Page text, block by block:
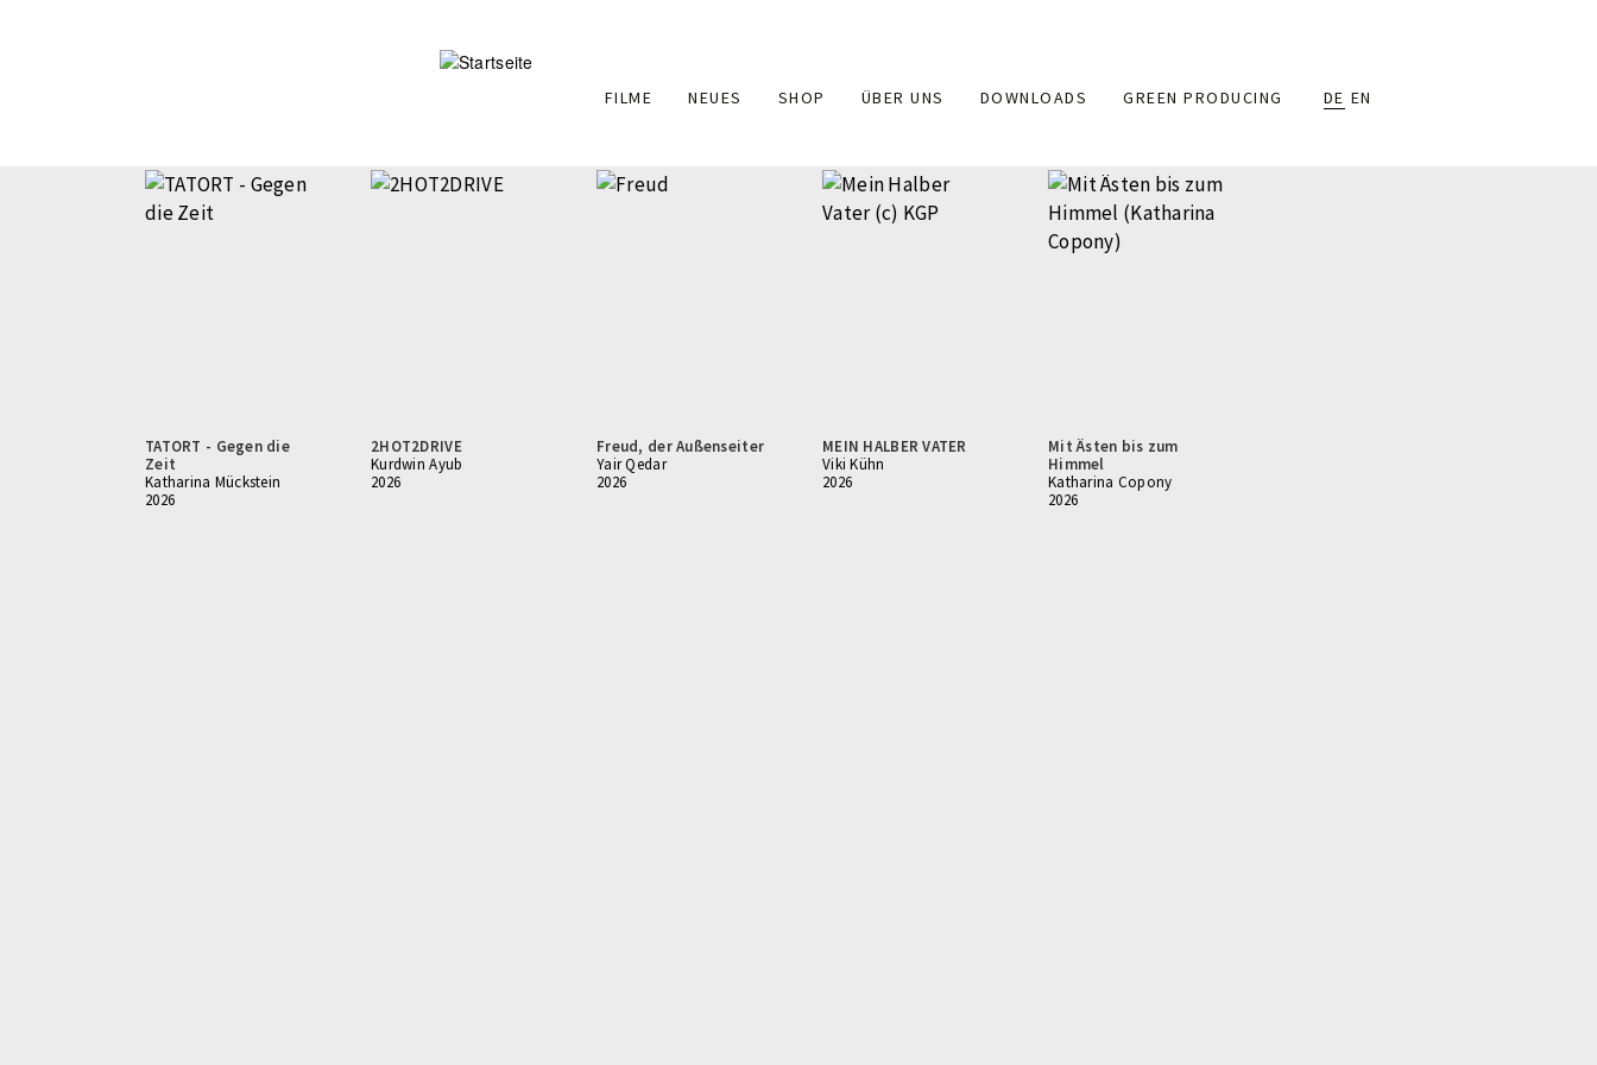
Main
FILME NEUES SHOP ÜBER UNS DOWNLOADS GREEN PRODUCING DE EN
TATORT - Gegen die
Zeit
Katharina Mückstein
2026
2HOT2DRIVE
Kurdwin Ayub
2026
Freud, der Außenseiter
Yair Qedar
2026
MEIN HALBER VATER
Viki Kühn
2026
Mit Ästen bis zum
Himmel
Katharina Copony
2026